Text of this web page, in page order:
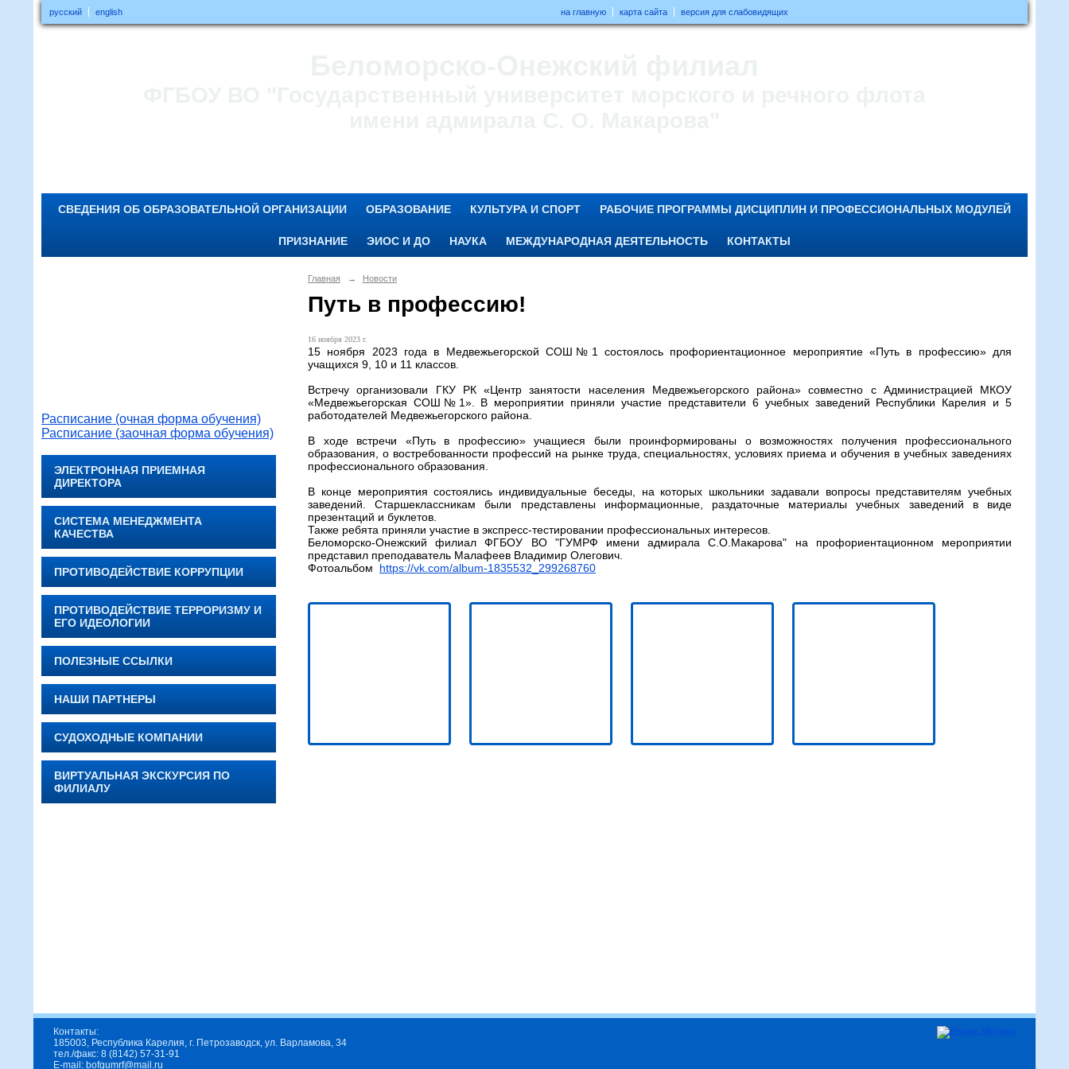
русский english на главную карта сайта версия для слабовидящих
СВЕДЕНИЯ ОБ ОБРАЗОВАТЕЛЬНОЙ ОРГАНИЗАЦИИ ОБРАЗОВАНИЕ КУЛЬТУРА И СПОРТ РАБОЧИЕ ПРОГРАММЫ ДИСЦИПЛИН И ПРОФЕССИОНАЛЬНЫХ МОДУЛЕЙ
ПРИЗНАНИЕ ЭИОС И ДО НАУКА МЕЖДУНАРОДНАЯ ДЕЯТЕЛЬНОСТЬ КОНТАКТЫ
Расписание (очная форма обучения)
Расписание (заочная форма обучения)
ЭЛЕКТРОННАЯ ПРИЕМНАЯ
ДИРЕКТОРА
СИСТЕМА МЕНЕДЖМЕНТА
КАЧЕСТВА
ПРОТИВОДЕЙСТВИЕ КОРРУПЦИИ
ПРОТИВОДЕЙСТВИЕ ТЕРРОРИЗМУ И
ЕГО ИДЕОЛОГИИ
ПОЛЕЗНЫЕ ССЫЛКИ
НАШИ ПАРТНЕРЫ
СУДОХОДНЫЕ КОМПАНИИ
ВИРТУАЛЬНАЯ ЭКСКУРСИЯ ПО
ФИЛИАЛУ
Главная → Новости
Путь в профессию!
16 ноября 2023 г.
15 ноября 2023 года в Медвежьегорской СОШ№1 состоялось профориентационное мероприятие «Путь в профессию» для
учащихся 9, 10 и 11 классов.
Встречу организовали ГКУ РК «Центр занятости населения Медвежьегорского района» совместно с Администрацией МКОУ
«Медвежьегорская СОШ№1». В мероприятии приняли участие представители 6 учебных заведений Республики Карелия и 5
работодателей Медвежьегорского района.
В ходе встречи «Путь в профессию» учащиеся были проинформированы о возможностях получения профессионального
образования, о востребованности профессий на рынке труда, специальностях, условиях приема и обучения в учебных заведениях
профессионального образования.
В конце мероприятия состоялись индивидуальные беседы, на которых школьники задавали вопросы представителям учебных
заведений. Старшеклассникам были представлены информационные, раздаточные материалы учебных заведений в виде
презентаций и буклетов.
Также ребята приняли участие в экспресс-тестировании профессиональных интересов.
Беломорско-Онежский филиал ФГБОУ ВО "ГУМРФ имени адмирала С.О.Макарова" на профориентационном мероприятии
представил преподаватель Малафеев Владимир Олегович.
Фотоальбом https://vk.com/album-1835532_299268760
Контакты:
185003, Республика Карелия, г. Петрозаводск, ул. Варламова, 34
тел./факс: 8 (8142) 57-31-91
E-mail: bofgumrf@mail.ru